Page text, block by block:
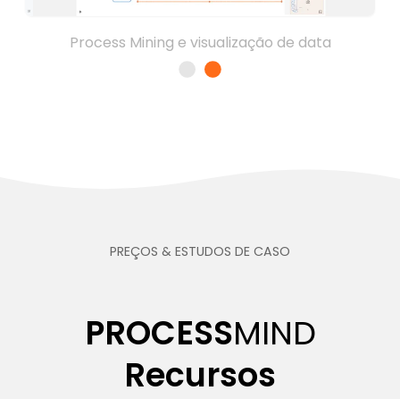
Process Mining e visualização de data
PREÇOS & ESTUDOS DE CASO
PROCESSMIND
Recursos